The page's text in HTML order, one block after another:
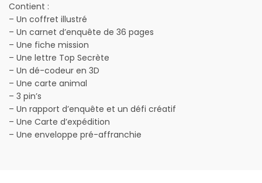
Contient :
– Un coffret illustré
– Un carnet d’enquête de 36 pages
– Une fiche mission
– Une lettre Top Secrète
– Un dé-codeur en 3D
– Une carte animal
– 3 pin’s
– Un rapport d’enquête et un défi créatif
– Une Carte d’expédition
– Une enveloppe pré-affranchie